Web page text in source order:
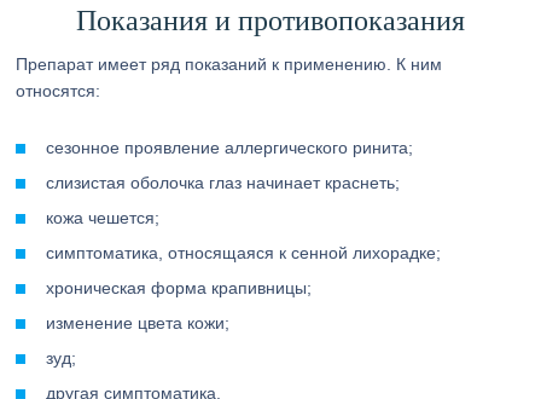
Показания и противопоказания
Препарат имеет ряд показаний к применению. К ним
относятся:
сезонное проявление аллергического ринита;
слизистая оболочка глаз начинает краснеть;
кожа чешется;
симптоматика, относящаяся к сенной лихорадке;
хроническая форма крапивницы;
изменение цвета кожи;
зуд;
другая симптоматика.